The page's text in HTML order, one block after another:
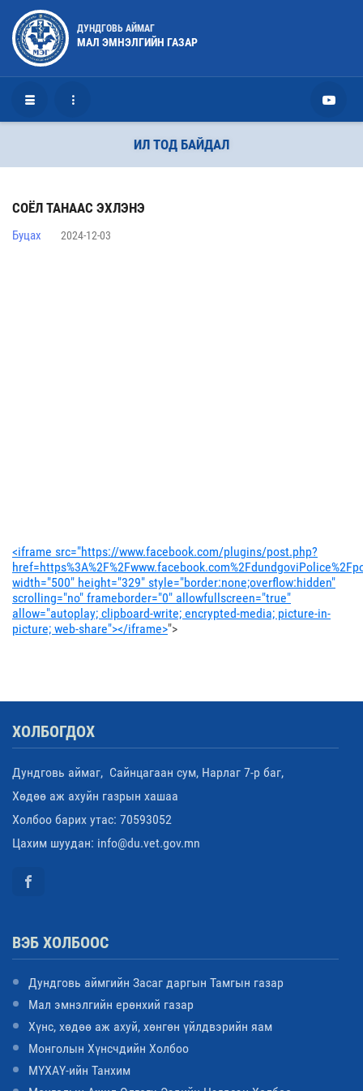
ДУНДГОВЬ АЙМАГ
МАЛ ЭМНЭЛГИЙН ГАЗАР
ИЛ ТОД БАЙДАЛ
СОЁЛ ТАНААС ЭХЛЭНЭ
Буцах 2024-12-03
<iframe src="https://www.facebook.com/plugins/post.php?
width="500" height="329" style="border:none;overflow:hidden"
scrolling="no" frameborder="0" allowfullscreen="true"
allow="autoplay; clipboard-write; encrypted-media; picture-in-
picture; web-share"></iframe>">
ХОЛБОГДОХ
Дундговь аймаг, Сайнцагаан сум, Нарлаг 7-р баг,
Хөдөө аж ахуйн газрын хашаа
Холбоо барих утас: 70593052
Цахим шуудан: info@du.vet.gov.mn
ВЭБ ХОЛБООС
Дундговь аймгийн Засаг даргын Тамгын газар
Мал эмнэлгийн ерөнхий газар
Хүнс, хөдөө аж ахуй, хөнгөн үйлдвэрийн яам
Монголын Хүнсчдийн Холбоо
МҮХАҮ-ийн Танхим